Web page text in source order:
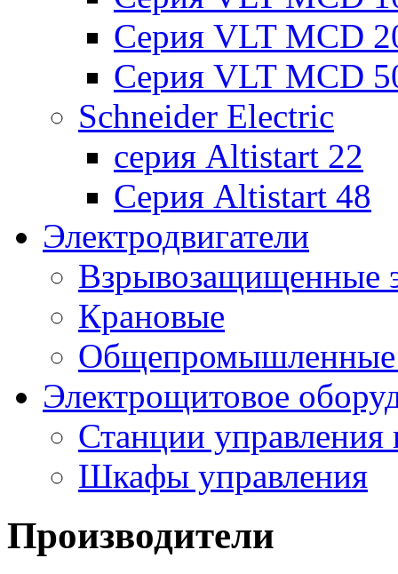
Серия VLT MCD
Серия VLT MCD
Schneider Electric
серия Altistart 22
Серия Altistart 48
Электродвигатели
Взрывозащищенные
Крановые
Общепромышленные
Электрощитовое
Станции управления
Шкафы управления
Производители